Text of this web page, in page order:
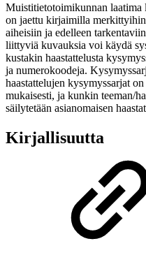
Muistitietotoimikunnan laatima
on jaettu kirjaimilla
aiheisiin ja edelleen
liittyviä kuvauksia voi käydä
kustakin haastattelusta
ja numerokoodeja.
haastattelujen kysymyssarjat
mukaisesti, ja kunkin teeman/
säilytetään asianomaisen
Kirjallisuutta